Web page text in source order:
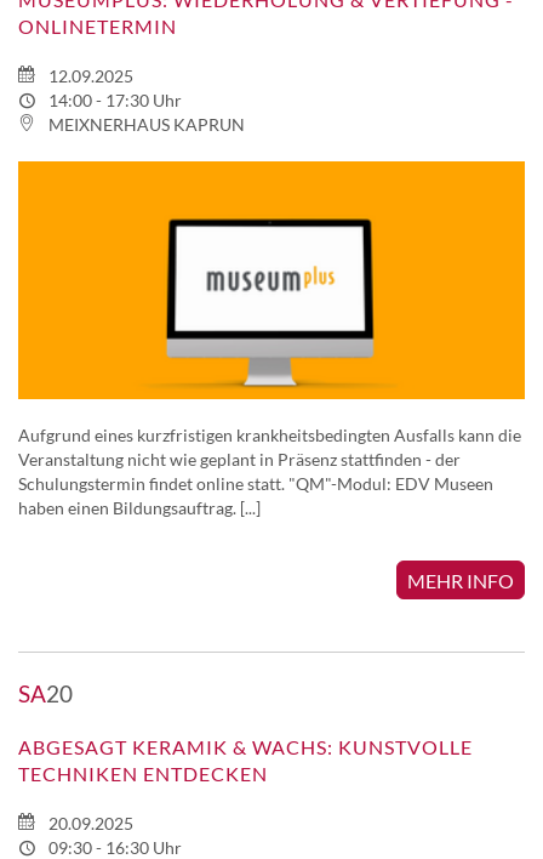
ONLINETERMIN
12.09.2025
14:00 - 17:30 Uhr
MEIXNERHAUS KAPRUN
Aufgrund eines kurzfristigen krankheitsbedingten Ausfalls kann die
Veranstaltung nicht wie geplant in Präsenz stattfinden - der
Schulungstermin findet online statt. "QM"-Modul: EDV Museen
haben einen Bildungsauftrag. [...]
MEHR INFO
SA20
ABGESAGT KERAMIK & WACHS: KUNSTVOLLE
TECHNIKEN ENTDECKEN
20.09.2025
09:30 - 16:30 Uhr